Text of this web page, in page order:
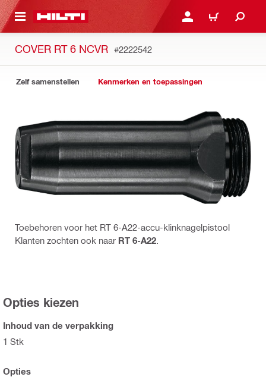
HOOFDINHOUD LOG IN OF REGISTREER
WINKELWAGEN
COVER RT 6 NCVR #2222542
Zelf samenstellen Kenmerken en toepassingen
Toebehoren voor het RT 6-A22-accu-klinknagelpistool
Klanten zochten ook naar RT 6-A22
Opties kiezen
Inhoud van de verpakking
1 Stk
Opties